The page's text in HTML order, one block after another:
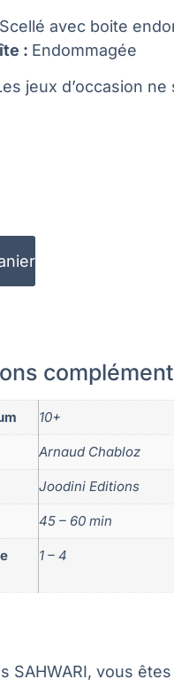
Scellé avec boite
: Endommagée
jeux d’occasion
10+
Arnaud Chabloz
Joodini Editions
45 – 60 min
1 – 4
SAHWARI, vous